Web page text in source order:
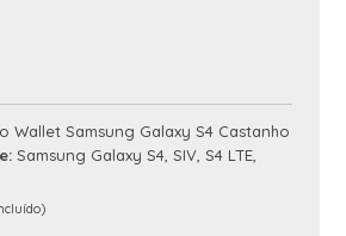
Wallet Samsung Galaxy S4 Castanho
Samsung Galaxy S4, SIV, S4 LTE,